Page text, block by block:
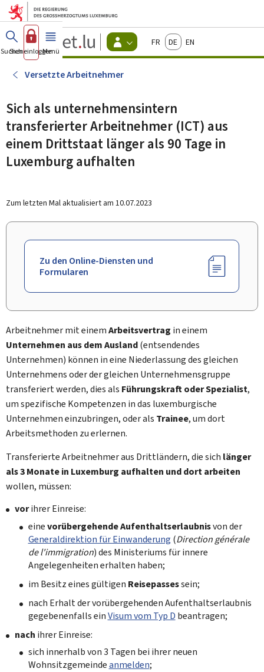
Zum Hauptmenü
Zum Inhalt
Guichet.lu
Changer
d'espace
actif
FrançaisDeutschEnglish
Suchen
Sich einloggen
Menü Haupt-
Versetzte Arbeitnehmer
Sich als unternehmensintern
transferierter Arbeitnehmer (ICT) aus
einem Drittstaat länger als 90 Tage in
Luxemburg aufhalten
Zum letzten Mal aktualisiert am 10.07.2023
Zu den Online-Diensten und
Formularen
Arbeitnehmer mit einemArbeitsvertrag in einem
Unternehmen aus dem Ausland(entsendendes
Unternehmen) können in eine Niederlassung des gleichen
Unternehmens oder der gleichen Unternehmensgruppe
transferiert werden, dies als Führungskraft oder Spezialist,
um spezifische Kompetenzen in das luxemburgische
Unternehmen einzubringen, oder als Trainee, um dort
Arbeitsmethoden zu erlernen.
Transferierte Arbeitnehmer aus Drittländern, die sich länger
als 3 Monatein Luxemburg aufhalten und dort arbeiten
wollen, müssen:
vorihrer Einreise:
einevorübergehende Aufenthaltserlaubnisvon der
Generaldirektion für Einwanderung (Direction générale
de l'immigration) des Ministeriums für innere
Angelegenheiten erhalten haben;
im Besitz eines gültigen Reisepassessein;
nach Erhalt der vorübergehenden Aufenthaltserlaubnis
gegebenenfalls einVisum vom Typ D beantragen;
nach ihrer Einreise:
sich innerhalb von 3 Tagen bei ihrer neuen
Wohnsitzgemeindeanmelden;